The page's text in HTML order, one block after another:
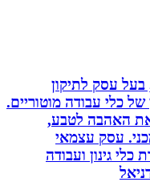
עסק לתיקון
כלי עבודה מוטוריים.
האהבה לטבע,
עסק עצמאי
גינון ועבודה